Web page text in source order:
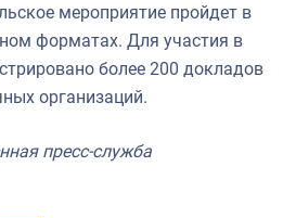
мероприятие пройдет в
форматах. Для участия в
более 200 докладов
организаций.
пресс-служба